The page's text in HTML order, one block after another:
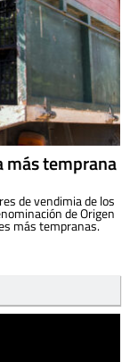
más temprana
de vendimia de los
de Origen
más tempranas.